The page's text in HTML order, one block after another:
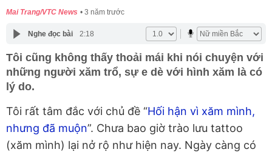
Mai Trang/VTC News 3 năm trước
Nghe đọc bài 2:18
Tôi cũng không thấy thoải mái khi nói chuyện với
những người xăm trổ, sự e dè với hình xăm là có
lý do.
Tôi rất tâm đắc với chủ đề “Hối hận vì xăm mình,
nhưng đã muộn”. Chưa bao giờ trào lưu tattoo
(xăm mình) lại nở rộ như hiện nay. Ngày càng có